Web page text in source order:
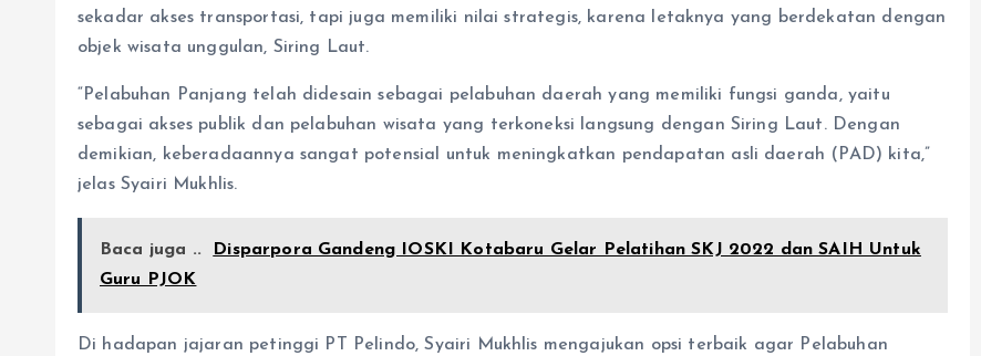
sekadar akses transportasi, tapi juga memiliki nilai strategis, karena letaknya yang berdekatan dengan
objek wisata unggulan, Siring Laut.
“Pelabuhan Panjang telah didesain sebagai pelabuhan daerah yang memiliki fungsi ganda, yaitu
sebagai akses publik dan pelabuhan wisata yang terkoneksi langsung dengan Siring Laut. Dengan
demikian, keberadaannya sangat potensial untuk meningkatkan pendapatan asli daerah (PAD) kita,”
jelas Syairi Mukhlis.
Baca juga ..
Disparpora Gandeng IOSKI Kotabaru Gelar Pelatihan SKJ 2022 dan SAIH Untuk
Guru PJOK
Di hadapan jajaran petinggi PT Pelindo, Syairi Mukhlis mengajukan opsi terbaik agar Pelabuhan